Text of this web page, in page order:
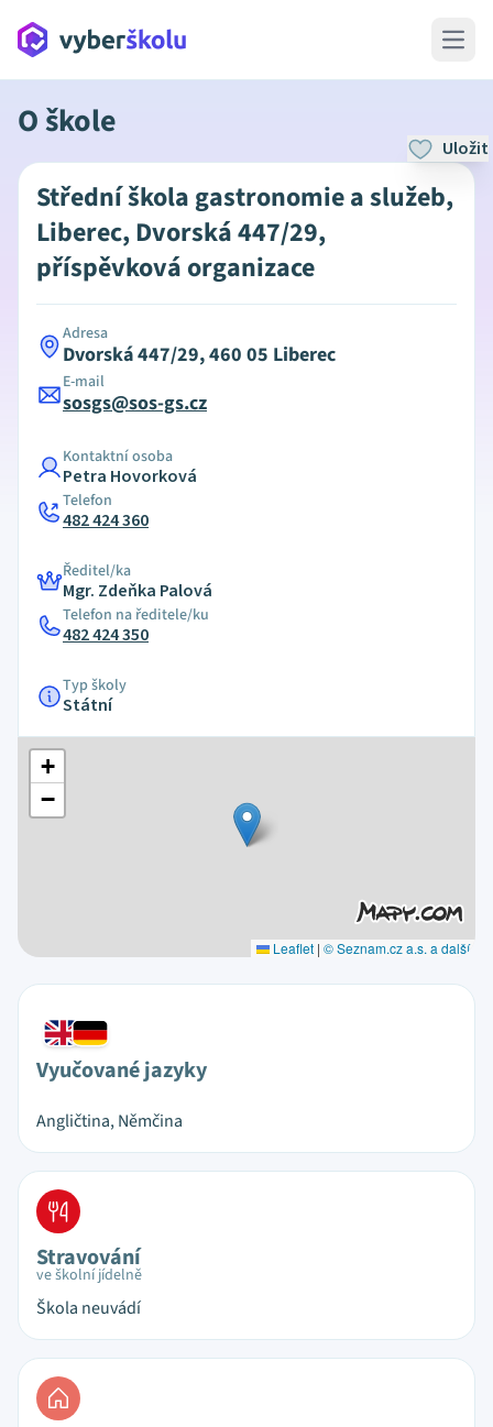
Open
O škole
Uložit
Střední škola gastronomie a služeb,
Liberec, Dvorská 447/29,
příspěvková organizace
Adresa
Dvorská 447/29, 460 05 Liberec
E-mail
sosgs@sos-gs.cz
Kontaktní osoba
Petra Hovorková
Telefon
482 424 360
Ředitel/ka
Mgr. Zdeňka Palová
Telefon na ředitele/ku
482 424 350
Typ školy
Státní
+
−
Leaflet | © Seznam.cz a.s. a další
Vyučované jazyky
Angličtina, Němčina
Stravování
ve školní jídelně
Škola neuvádí